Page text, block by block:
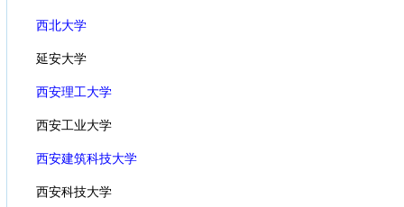
西北大学
延安大学
西安理工大学
西安工业大学
西安建筑科技大学
西安科技大学